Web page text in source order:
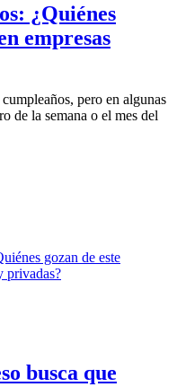
¿Quiénes
empresas
pero en algunas
de la semana o el mes del
busca que